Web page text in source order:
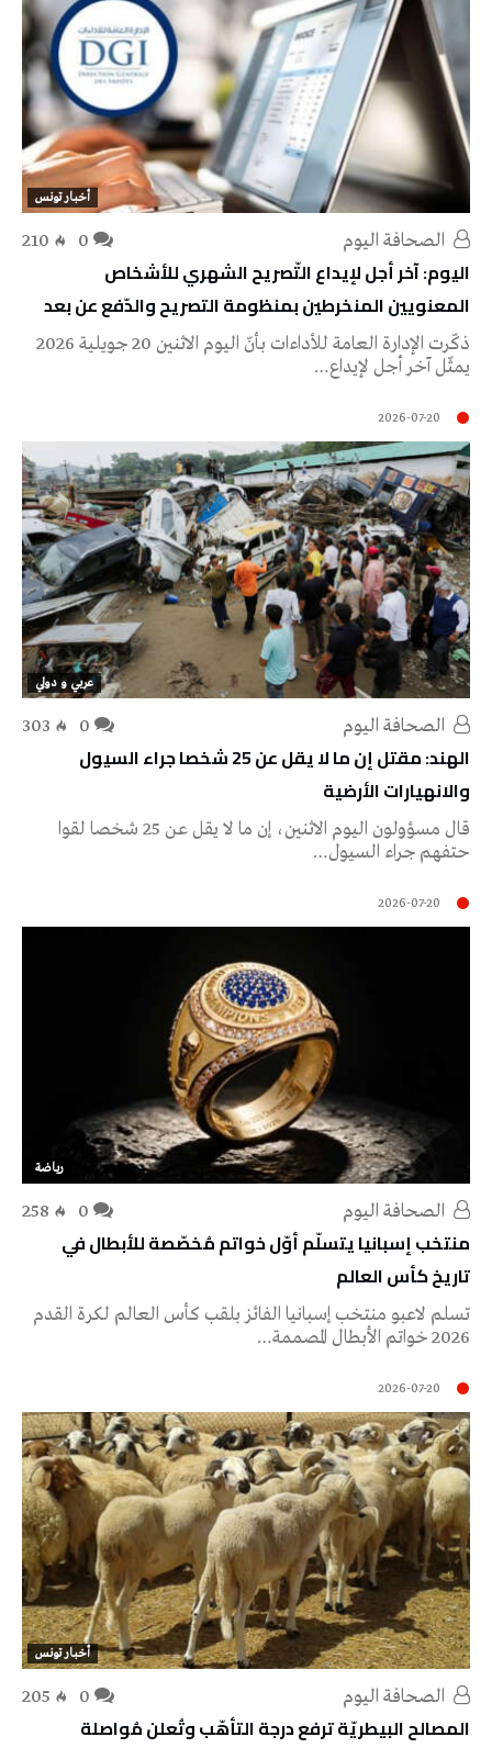
أخبار تونس
210
اليوم: آخر أجل لإيداع التّصريح الشهري للأشخاص
المعنويين المنخرطين بمنظومة التصريح والدّفع عن بعد
ذكّرت الإدارة العامة للأداءات بأنّ اليوم الاثنين 20 جويلية 2026
يمثّل آخر أجل لإيداع…
2026-07-20
عربي و دولي
303
الهند: مقتل إن ​ما لا يقل عن ​25 شخصا ‌جراء السيول
والانهيارات الأرضية
قال مسؤولون اليوم الاثنين، إن ​ما لا يقل عن ​25 شخصا لقوا
حتفهم ‌جراء السيول…
2026-07-20
رياضة
258
منتخب إسبانيا يتسلّم أوّل خواتم مُخصّصة للأبطال في
تاريخ كأس العالم
تسلم لاعبو منتخب إسبانيا الفائز بلقب كأس العالم لكرة القدم
2026 خواتم الأبطال المصممة…
2026-07-20
أخبار تونس
205
المصالح البيطريّة ترفع درجة التأهّب وتُعلن مُواصلة